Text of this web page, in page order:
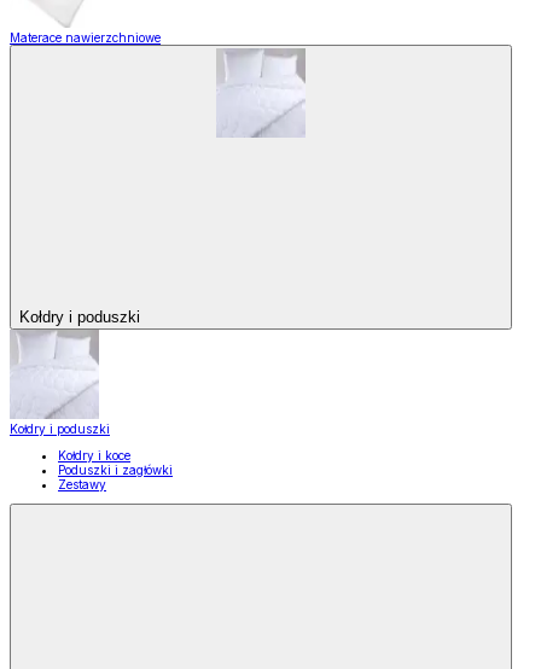
Materace nawierzchniowe
Kołdry i poduszki
Kołdry i poduszki
Kołdry i koce
Poduszki i zagłówki
Zestawy